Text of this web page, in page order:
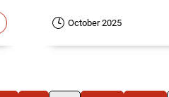
October 2025